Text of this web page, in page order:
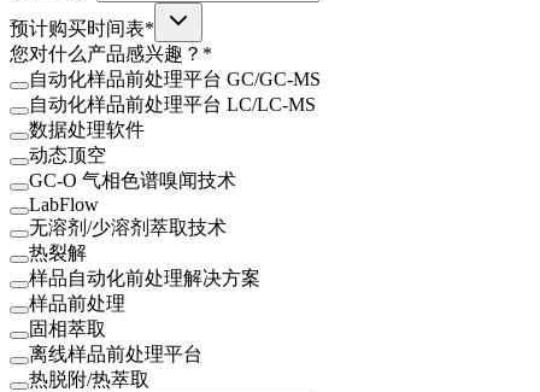
预计购买时间表*
您对什么产品感兴趣？*
自动化样品前处理平台 GC/GC-MS
自动化样品前处理平台 LC/LC-MS
数据处理软件
动态顶空
GC-O 气相色谱嗅闻技术
LabFlow
无溶剂/少溶剂萃取技术
热裂解
样品自动化前处理解决方案
样品前处理
固相萃取
离线样品前处理平台
热脱附/热萃取